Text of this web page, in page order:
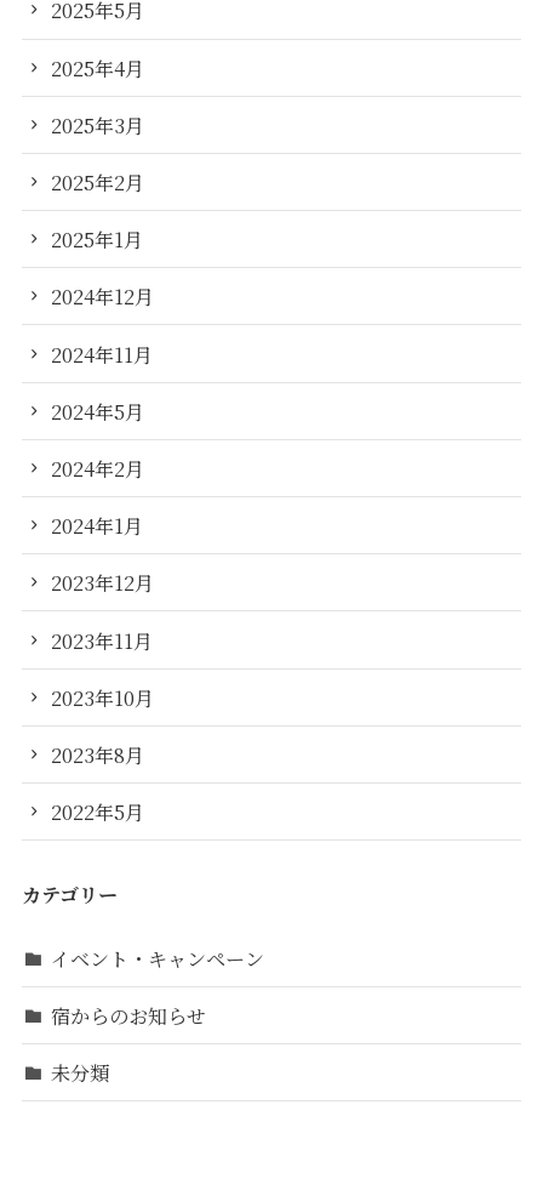
2025年5月
2025年4月
2025年3月
2025年2月
2025年1月
2024年12月
2024年11月
2024年5月
2024年2月
2024年1月
2023年12月
2023年11月
2023年10月
2023年8月
2022年5月
カテゴリー
イベント・キャンペーン
宿からのお知らせ
未分類